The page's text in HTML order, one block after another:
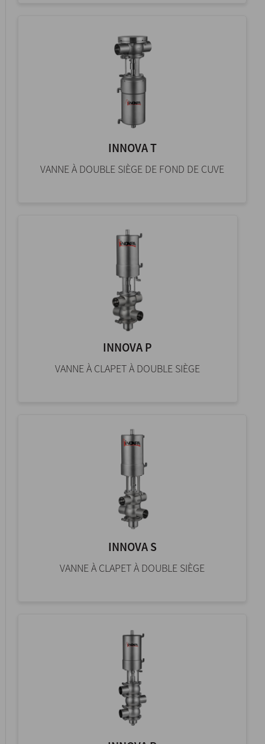
INNOVA T
VANNE À DOUBLE SIÈGE DE FOND DE CUVE
INNOVA P
VANNE À CLAPET À DOUBLE SIÈGE
INNOVA S
VANNE À CLAPET À DOUBLE SIÈGE